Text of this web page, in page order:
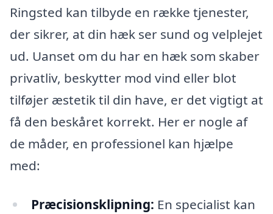
Ringsted kan tilbyde en række tjenester,
der sikrer, at din hæk ser sund og velplejet
ud. Uanset om du har en hæk som skaber
privatliv, beskytter mod vind eller blot
tilføjer æstetik til din have, er det vigtigt at
få den beskåret korrekt. Her er nogle af
de måder, en professionel kan hjælpe
med:
Præcisionsklipning: En specialist kan